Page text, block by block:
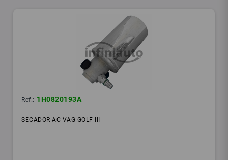
Ref.: 1H0820193A
SECADOR AC VAG GOLF III